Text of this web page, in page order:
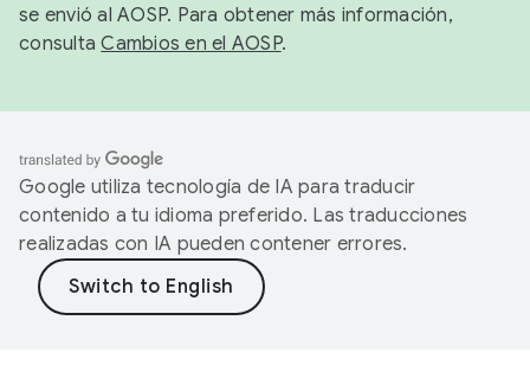
se envió al AOSP. Para obtener más información,
consultaCambios en el AOSP.
Google utiliza tecnología de IA para traducir
contenido a tu idioma preferido. Las traducciones
realizadas con IA pueden contener errores.